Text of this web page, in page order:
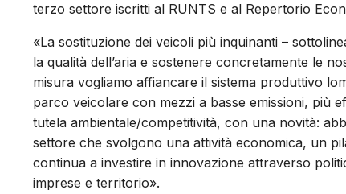
terzo settore iscritti al RUNTS e al Repertorio
«La sostituzione dei veicoli più inquinanti –
la qualità dell’aria e sostenere concretamente le
misura vogliamo affiancare il sistema produttivo
parco veicolare con mezzi a basse emissioni, più
tutela ambientale/competitività, con una novità:
settore che svolgono una attività economica, un
continua a investire in innovazione attraverso
imprese e territorio».